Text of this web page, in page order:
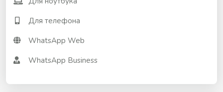
Для телефона
WhatsApp Web
WhatsApp Business